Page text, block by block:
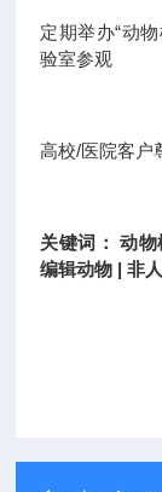
定期举办“动
验室参观
高校/医院客户
关键词： 动
编辑动物 | 非